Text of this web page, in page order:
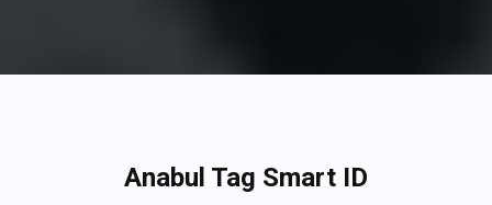
Anabul Tag Smart ID